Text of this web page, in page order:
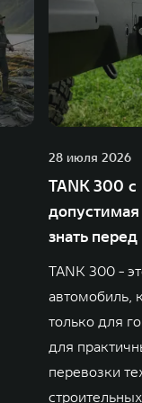
28 июля 2026
TANK 300
знать
TANK 300 -
автомобиль,
только для
для
перевозки